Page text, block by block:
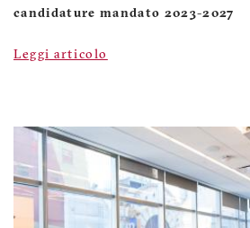
candidature mandato 2023-2027
Leggi articolo